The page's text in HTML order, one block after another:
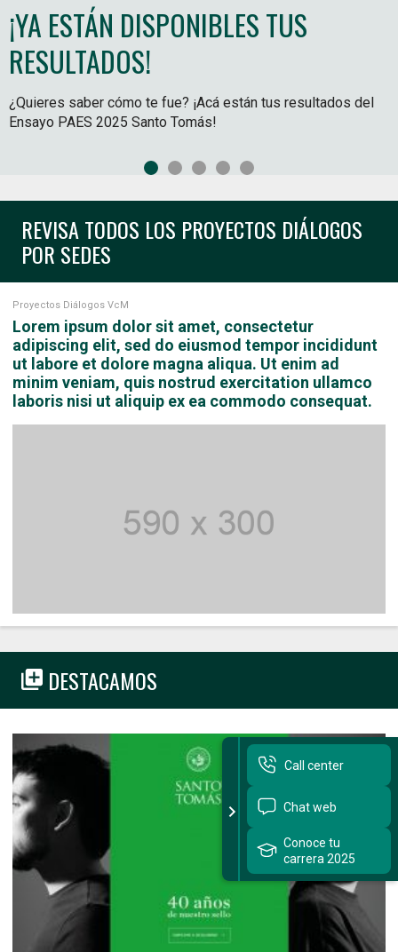
Sitios Santo Tomás
English Version
我们是谁
Alumnos
Admisión
¡YA ESTÁN DISPONIBLES TUS
RESULTADOS!
¿Quieres saber cómo te fue? ¡Acá están tus resultados del
Ensayo PAES 2025 Santo Tomás!
DESPERTANDO LA GRANDEZA EN
TODO CHILE
Te invitamos a ver la historia de Doña Yolanda y los
proyectos que desarrollan docentes y estudiantes para
optimización de la producción apícola.​
BECA MATRÍCULA IPCFT
Hasta el 31 de marzo 2025*.
admisión 2025.
(*) Conoce condiciones y carreras adscritas al beneficio.
CFT SANTO TOMÁS ACREDITADO EN
NIVEL DE EXCELENCIA, POR 6 AÑOS.
Este excelente resultado es un reconocimiento al trabajo
responsable que hemos desarrollado para continuar
subsistema de educación superior técnico profesional.​
SÚMATE A UNA INSTITUCIÓN
ACREDITADA Y ADSCRITA A LA
GRATUIDAD
beneficio y tú podrías ser uno más. Conoce nuestras más de
100 carreras en sedes desde Arica a Punta Arenas.
REVISA TODOS LOS PROYECTOS DIÁLOGOS
POR SEDES
Proyectos Diálogos VcM
Lorem ipsum dolor sit amet, consectetur
adipiscing elit, sed do eiusmod tempor incididunt
ut labore et dolore magna aliqua. Ut enim ad
minim veniam, quis nostrud exercitation ullamco
laboris nisi ut aliquip ex ea commodo consequat.
DESTACAMOS